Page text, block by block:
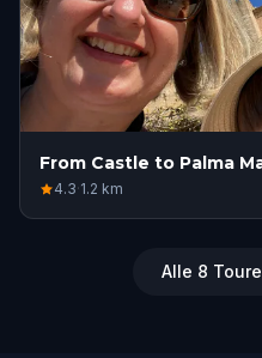
From Castle to Palma
4.3·1.2 km
Alle 8